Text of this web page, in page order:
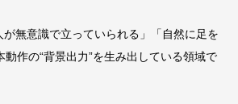
無意識で立っていられる」「自然に足を
作の“背景出力”を生み出している領域で